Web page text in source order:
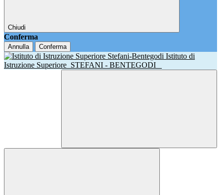
Chiudi
Conferma
Annulla Conferma
Istituto di
Istruzione Superiore STEFANI - BENTEGODI